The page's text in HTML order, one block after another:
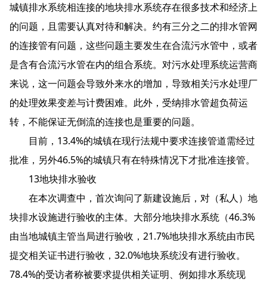
城镇排水系统相连接的地块排水系统存在很多技术和经济上
的问题，且需要认真对待和解决。约有三分之二的排水管网
的连接管有问题，这些问题主要发生在合流污水管中，或者
是含有合流污水管在内的组合系统。对污水处理系统运营商
来说，这一问题会导致外来水的增加，导致相关污水处理厂
的处理效果变差与计费困难。此外，受纳排水管超负荷运
转，不能保证无倒流的连接也是重要的问题。
目前，13.4%的城镇在现行法规中要求连接管道需经过
批准，另外46.5%的城镇只有在特殊情况下才批准连接管。
13地块排水验收
在本次调查中，首次询问了新建设施后，对（私人）地
块排水设施进行验收的主体。大部分地块排水系统（46.3%
由当地城镇主管当局进行验收，21.7%地块排水系统由市民
提交相关证书进行验收，32.0%地块系统没有进行验收。
78.4%的受访者称被要求提供相关证明、例如排水系统现